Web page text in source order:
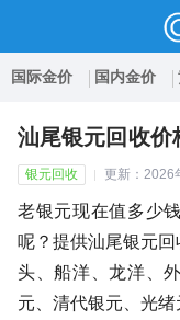
国际金价 国内金价
汕尾银元回收价
银元回收 更新：2026
老银元现在值多少
呢？提供汕尾银元
头、船洋、龙洋、
元、清代银元、光